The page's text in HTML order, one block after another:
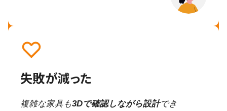
失敗が減った
複雑な家具も3Dで確認しながら設計でき